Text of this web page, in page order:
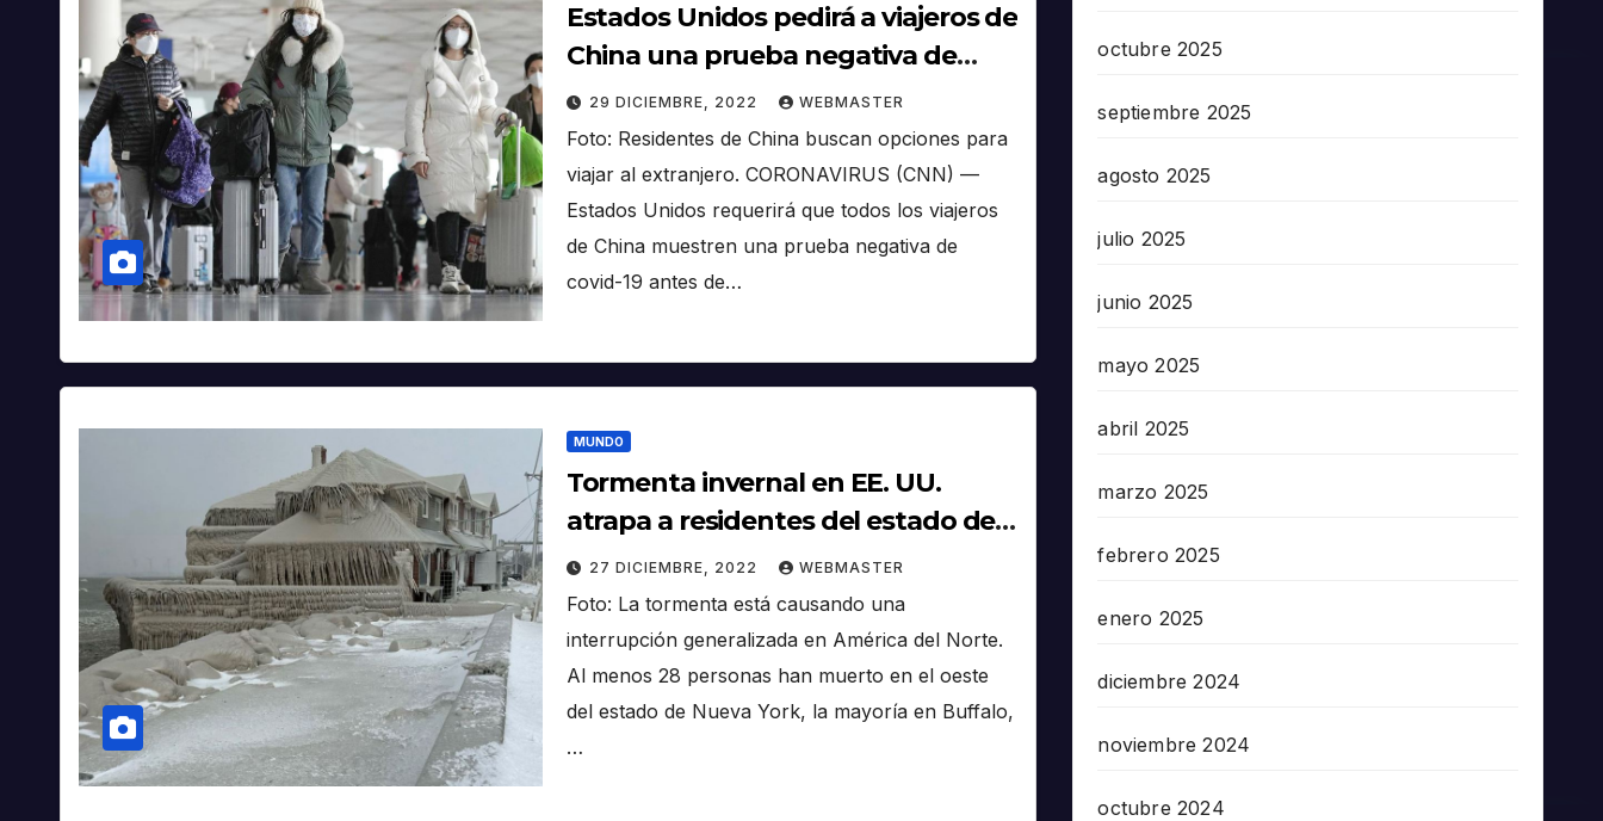
Estados Unidos pedirá a viajeros de
China una prueba negativa de
covid-19 antes de su vuelo
29 DICIEMBRE, 2022 WEBMASTER
Foto: Residentes de China buscan opciones para
viajar al extranjero. CORONAVIRUS (CNN) —
Estados Unidos requerirá que todos los viajeros
de China muestren una prueba negativa de
covid-19 antes de…
MUNDO
Tormenta invernal en EE. UU.
atrapa a residentes del estado de
Nueva York en autos
27 DICIEMBRE, 2022 WEBMASTER
Foto: La tormenta está causando una
interrupción generalizada en América del Norte.
Al menos 28 personas han muerto en el oeste
del estado de Nueva York, la mayoría en Buffalo,
…
octubre 2025
septiembre 2025
agosto 2025
julio 2025
junio 2025
mayo 2025
abril 2025
marzo 2025
febrero 2025
enero 2025
diciembre 2024
noviembre 2024
octubre 2024